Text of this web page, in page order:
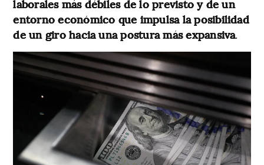
laborales más débiles de lo previsto y de un
entorno económico que impulsa la posibilidad
de un giro hacia una postura más expansiva.